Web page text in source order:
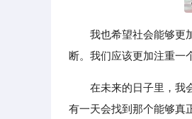
我也希望社会能够更
断。我们应该更加注重一
在未来的日子里，我
有一天会找到那个能够真